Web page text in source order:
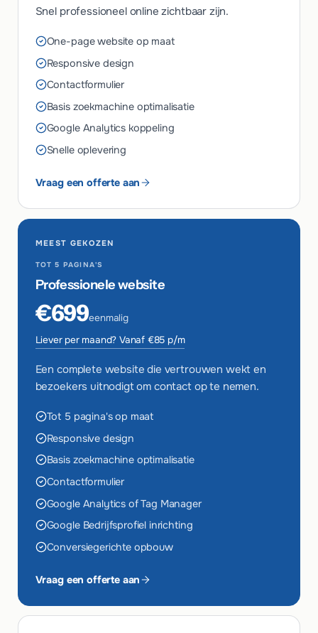
Snel professioneel online zichtbaar zijn.
One-page website op maat
Responsive design
Contactformulier
Basis zoekmachine optimalisatie
Google Analytics koppeling
Snelle oplevering
Vraag een offerte aan
MEEST GEKOZEN
TOT 5 PAGINA'S
Professionele website
€699eenmalig
Liever per maand? Vanaf €85 p/m
Een complete website die vertrouwen wekt en
bezoekers uitnodigt om contact op te nemen.
Tot 5 pagina's op maat
Responsive design
Basis zoekmachine optimalisatie
Contactformulier
Google Analytics of Tag Manager
Google Bedrijfsprofiel inrichting
Conversiegerichte opbouw
Vraag een offerte aan